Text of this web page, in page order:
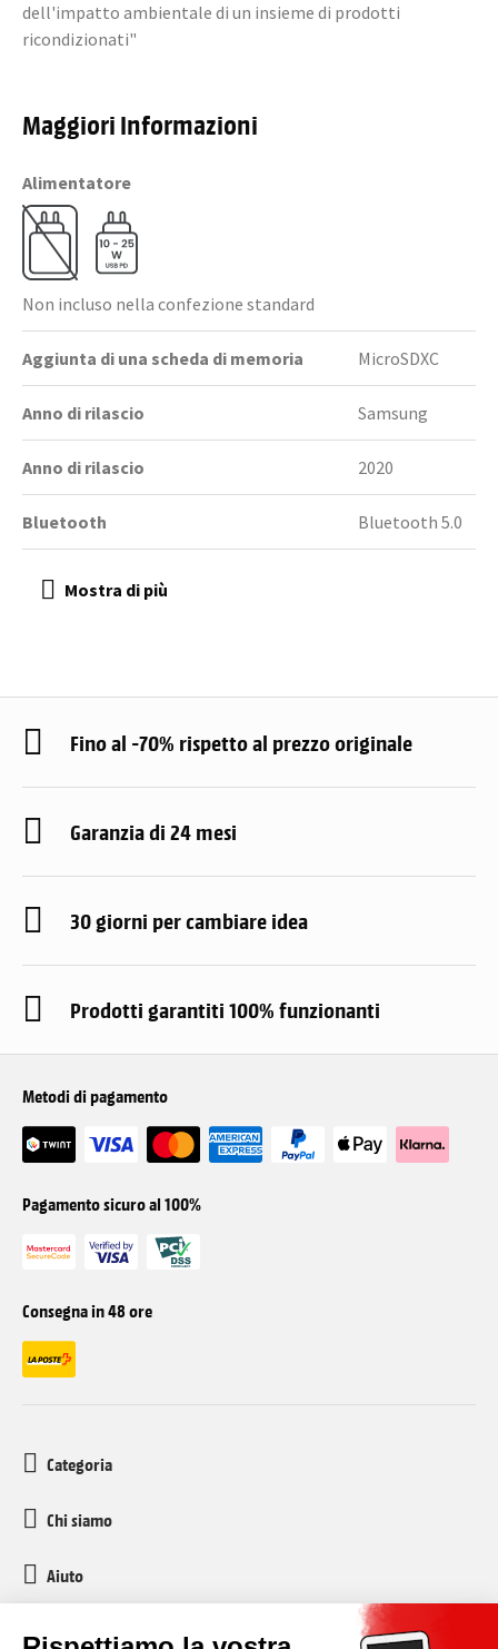
dell'impatto ambientale di un insieme di prodotti
ricondizionati"
Maggiori Informazioni
Alimentatore
Non incluso nella confezione standard
Aggiunta di una scheda di memoria MicroSDXC
Anno di rilascio Samsung
Anno di rilascio 2020
Bluetooth Bluetooth 5.0
Fino al -70% rispetto al prezzo originale
Garanzia di 24 mesi
30 giorni per cambiare idea
Prodotti garantiti 100% funzionanti
Metodi di pagamento
Pagamento sicuro al 100%
Consegna in 48 ore
Categoria
Chi siamo
Aiuto